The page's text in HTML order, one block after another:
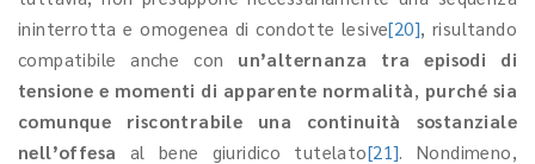
ininterrotta e omogenea di condotte lesive[20], risultando
compatibile anche con un’alternanza tra episodi di
tensione e momenti di apparente normalità, purché sia
comunque riscontrabile una continuità sostanziale
nell’offesa al bene giuridico tutelato[21]. Nondimeno,